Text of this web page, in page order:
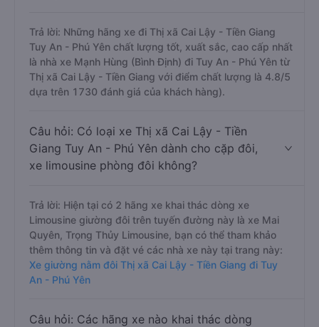
Trả lời: Những hãng xe đi Thị xã Cai Lậy - Tiền Giang
Tuy An - Phú Yên chất lượng tốt, xuất sắc, cao cấp nhất
là nhà xe Mạnh Hùng (Bình Định) đi Tuy An - Phú Yên từ
Thị xã Cai Lậy - Tiền Giang với điểm chất lượng là 4.8/5
dựa trên 1730 đánh giá của khách hàng).
Câu hỏi: Có loại xe Thị xã Cai Lậy - Tiền
Giang Tuy An - Phú Yên dành cho cặp đôi,
xe limousine phòng đôi không?
Trả lời: Hiện tại có 2 hãng xe khai thác dòng xe
Limousine giường đôi trên tuyến đường này là xe Mai
Quyên, Trọng Thủy Limousine, bạn có thể tham khảo
thêm thông tin và đặt vé các nhà xe này tại trang này:
Xe giường nằm đôi Thị xã Cai Lậy - Tiền Giang đi Tuy
An - Phú Yên
Câu hỏi: Các hãng xe nào khai thác dòng